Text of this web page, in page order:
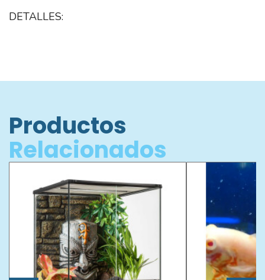
DETALLES:
Productos
Relacionados